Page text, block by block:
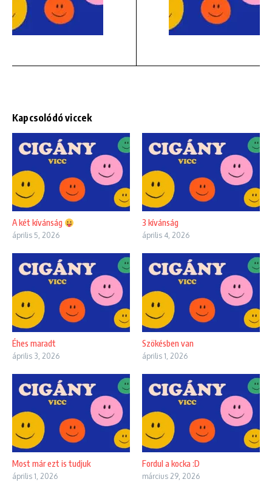
Kapcsolódó viccek
A két kívánság
április 5, 2026
3 kívánság
április 4, 2026
Éhes maradt
április 3, 2026
Szökésben van
április 1, 2026
Most már ezt is tudjuk
április 1, 2026
Fordul a kocka :D
március 29, 2026